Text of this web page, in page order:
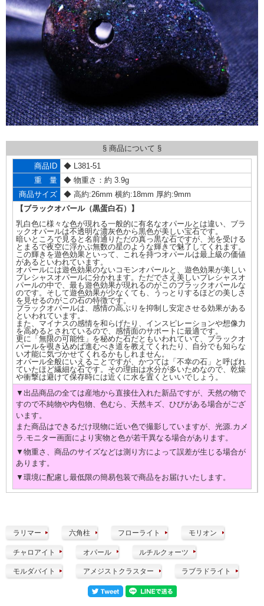
§ 商品について §
商品ID
◆ L381-51
重 量
◆ 物重さ：約 3.9g
商品サイズ
◆ 高約:26mm 横約:18mm 厚約:9mm
【ブラックオパール（黒蛋白石）】
乳白色に様々な色が現れる一般的に有名なオパールとは違い、ブラ
ックオパールは不透明な濃灰色から黒色が美しい宝石です。
暗いところで見ると名前通りただの真っ黒な石ですが、光を受ける
とまるで夜空に浮かぶ無数の星のような輝きで魅了してくれます。
この輝きを遊色効果といって、これを持つオパールは最上級の価値
があるといわれています。
オパールには遊色効果のないコモンオパールと、遊色効果が美しい
プレシャスオパールに分かれます。ただでさえ美しいプレシャスオ
パールの中で、最も遊色効果が現れるのがこのブラックオパールな
のです。そして遊色効果が少なくても、うっとりするほどの美しさ
を見せるのがこの石の特徴です。
ブラックオパールは、感情の高ぶりを抑制し安定させる効果がある
といわれています。
また、マイナスの感情を和らげたり、インスピレーションや想像力
を高めるとされているので、感情面のサポートに最適です。
更に「無限の可能性」を秘めた石だともいわれていて、ブラックオ
パールを覗き込めば進むべき道を教えてくれたり、自分でも知らな
い才能に気づかせてくれるかもしれません。
オパール全般にいえることですが、かつては「不幸の石」と呼ばれ
ていたほど繊細な石です。その理由は水分が多いためなので、乾燥
や衝撃は避けて保存時には近くに水を置くといいでしょう。
▼出品商品の全ては産地から直接仕入れた新品ですが、天然の物で
すので不純物や内包物、色むら、天然キズ、ひびがある場合がござ
います。
また商品はできるだけ現物に近い色で撮影していますが、光源.カメ
ラ.モニター画面により実物と色が若干異なる場合があります。
▼物重さ、商品のサイズなどは測り方によって誤差が生じる場合が
あります。
▼環境に配慮し最低限の簡易包装で商品をお届けいたします。
ラリマー 六角柱 フローライト モリオン
チャロアイト オパール ルチルクォーツ
モルダバイト アメジストクラスター ラブラドライト